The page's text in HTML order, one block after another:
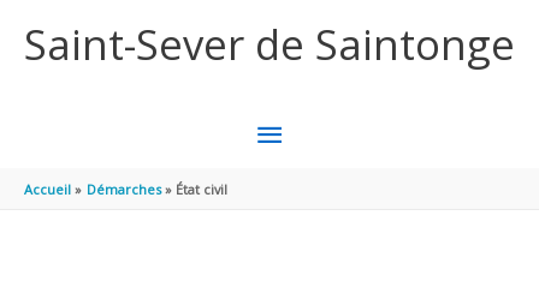
Saint-Sever de Saintonge
MENU
Accueil Démarches État civil